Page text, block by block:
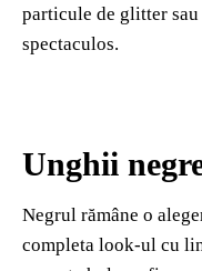
particule de glitter
spectaculos.
Unghii
Negrul rămâne o
completa look-ul cu